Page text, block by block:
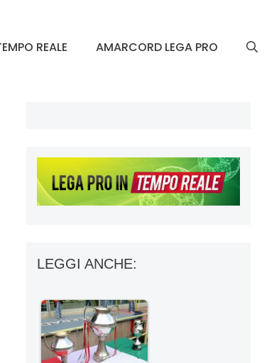
REALE AMARCORD LEGA PRO
LEGGI ANCHE: